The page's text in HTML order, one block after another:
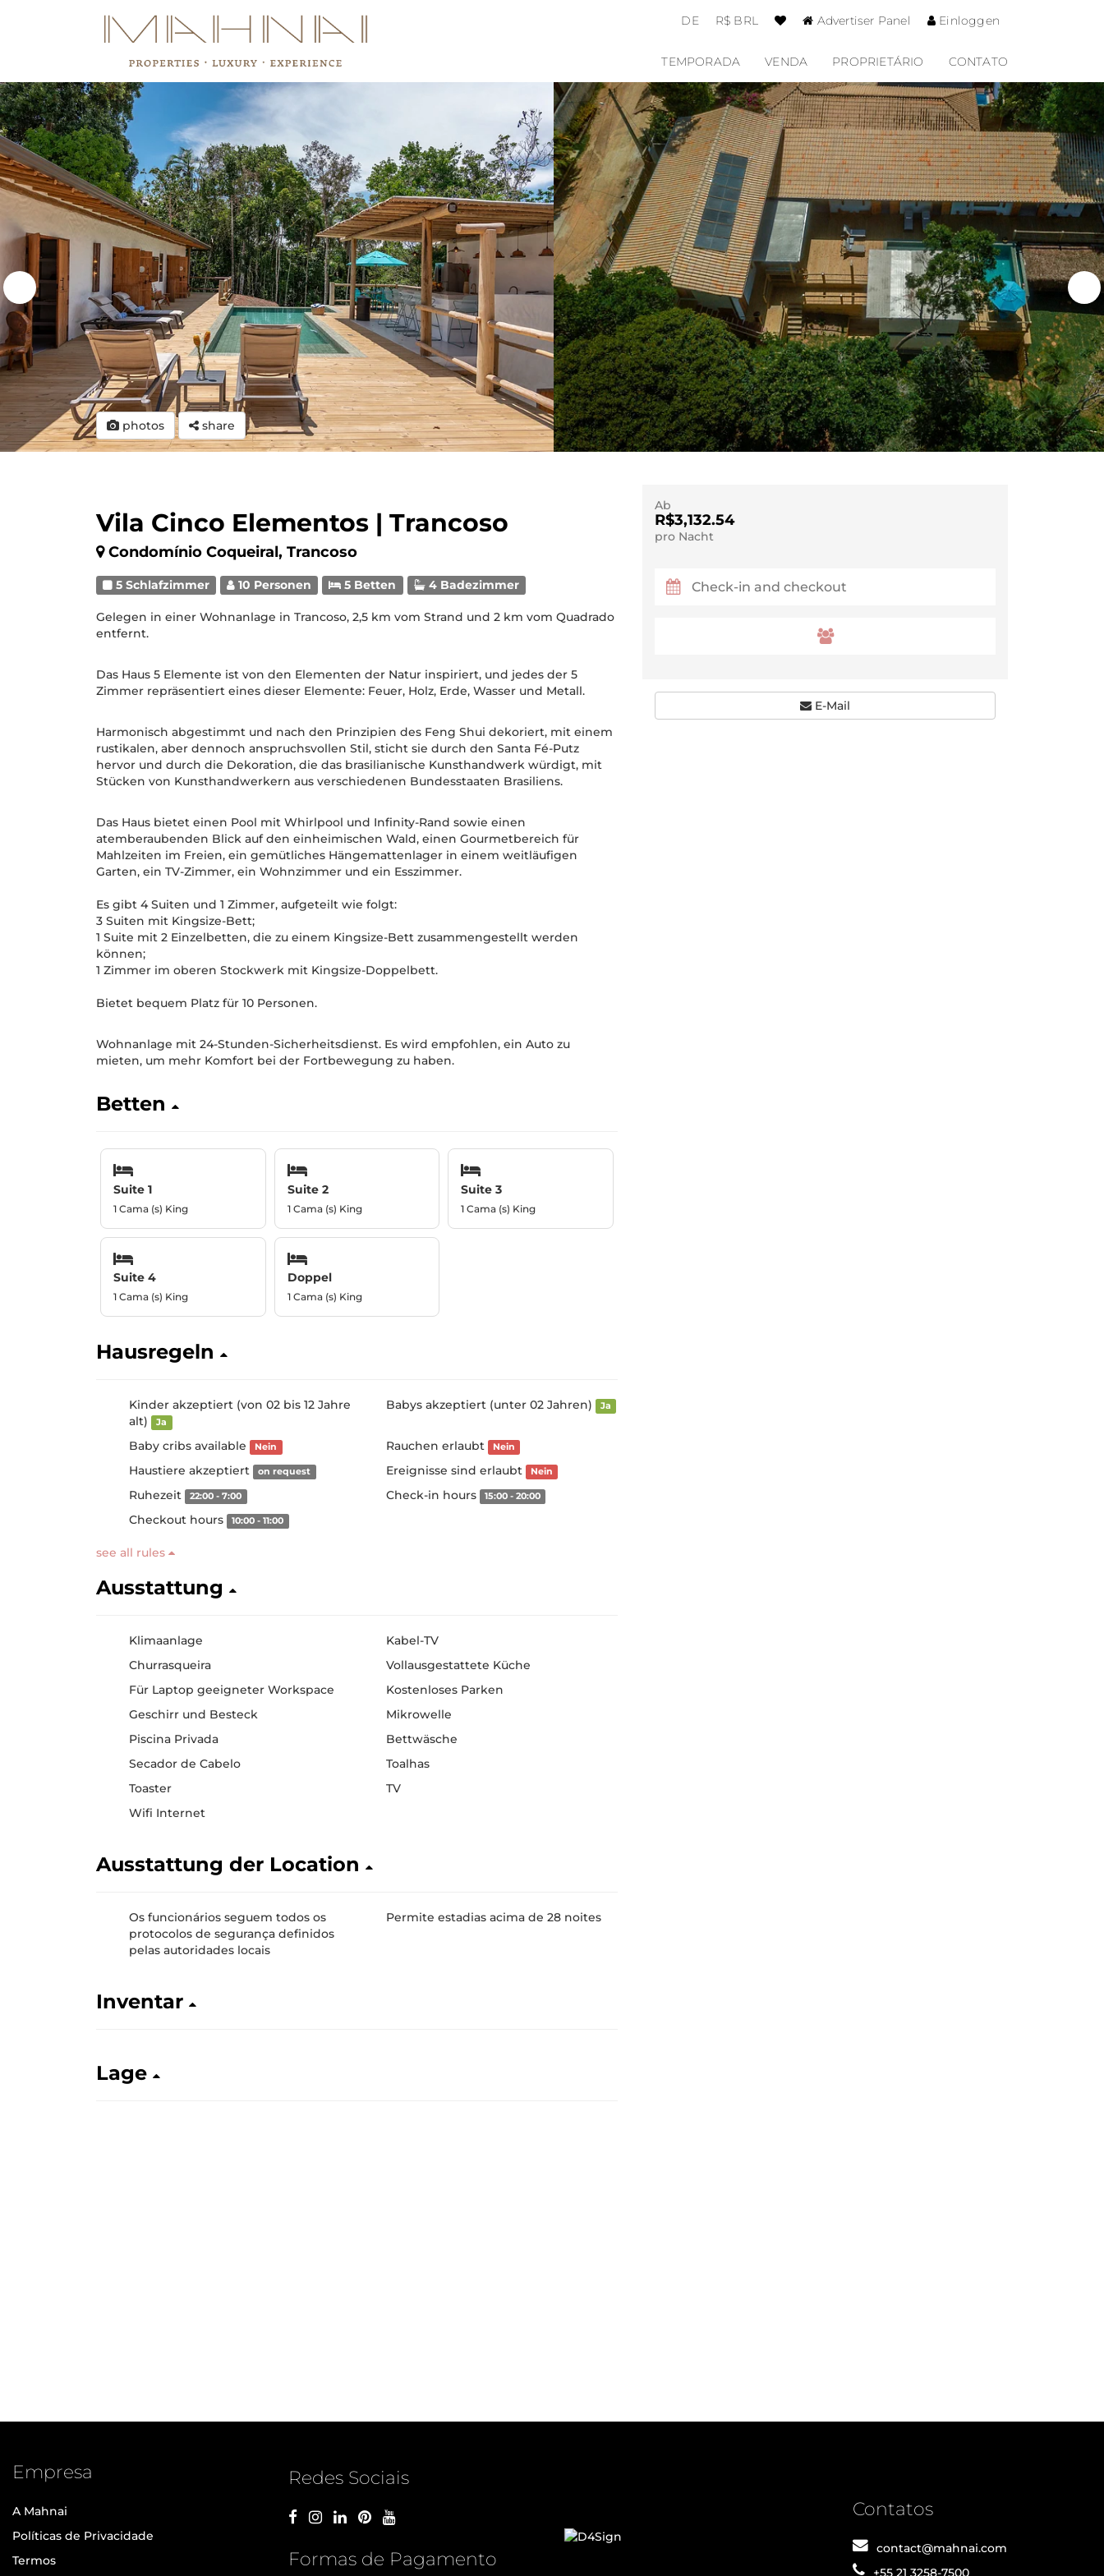
DE R$ BRL Advertiser Panel Einloggen
TEMPORADA VENDA PROPRIETÁRIO CONTATO
photos share
Vila Cinco Elementos | Trancoso
Condomínio Coqueiral, Trancoso
5 Schlafzimmer 10 Personen 5 Betten 4 Badezimmer
Gelegen in einer Wohnanlage in Trancoso, 2,5 km vom Strand und 2 km vom Quadrado
entfernt.
Das Haus 5 Elemente ist von den Elementen der Natur inspiriert, und jedes der 5
Zimmer repräsentiert eines dieser Elemente: Feuer, Holz, Erde, Wasser und Metall.
Harmonisch abgestimmt und nach den Prinzipien des Feng Shui dekoriert, mit einem
rustikalen, aber dennoch anspruchsvollen Stil, sticht sie durch den Santa Fé-Putz
hervor und durch die Dekoration, die das brasilianische Kunsthandwerk würdigt, mit
Stücken von Kunsthandwerkern aus verschiedenen Bundesstaaten Brasiliens.
Das Haus bietet einen Pool mit Whirlpool und Infinity-Rand sowie einen
atemberaubenden Blick auf den einheimischen Wald, einen Gourmetbereich für
Mahlzeiten im Freien, ein gemütliches Hängemattenlager in einem weitläufigen
Garten, ein TV-Zimmer, ein Wohnzimmer und ein Esszimmer.
Es gibt 4 Suiten und 1 Zimmer, aufgeteilt wie folgt:
3 Suiten mit Kingsize-Bett;
1 Suite mit 2 Einzelbetten, die zu einem Kingsize-Bett zusammengestellt werden
können;
1 Zimmer im oberen Stockwerk mit Kingsize-Doppelbett.
Bietet bequem Platz für 10 Personen.
Wohnanlage mit 24-Stunden-Sicherheitsdienst. Es wird empfohlen, ein Auto zu
mieten, um mehr Komfort bei der Fortbewegung zu haben.
Betten
Suite 1
1 Cama (s) King
Suite 2
1 Cama (s) King
Suite 3
1 Cama (s) King
Suite 4
1 Cama (s) King
Doppel
1 Cama (s) King
Hausregeln
Kinder akzeptiert (von 02 bis 12 Jahre
alt)
Ja
Babys akzeptiert (unter 02 Jahren) Ja
Baby cribs available Nein Rauchen erlaubt Nein
Haustiere akzeptiert on request Ereignisse sind erlaubt Nein
Ruhezeit 22:00 - 7:00 Check-in hours 15:00 - 20:00
Checkout hours 10:00 - 11:00
see all rules
Ausstattung
Klimaanlage
Kabel-TV
Churrasqueira
Vollausgestattete Küche
Für Laptop geeigneter Workspace
Kostenloses Parken
Geschirr und Besteck
Mikrowelle
Piscina Privada
Bettwäsche
Secador de Cabelo
Toalhas
Toaster
TV
Wifi Internet
Ausstattung der Location
Os funcionários seguem todos os
protocolos de segurança definidos
pelas autoridades locais
Permite estadias acima de 28 noites
Inventar
Lage
Ab
R$3,132.54
pro Nacht
E-Mail
Empresa
A Mahnai
Políticas de Privacidade
Termos
Redes Sociais
Formas de Pagamento
Contatos
contact@mahnai.com
+55 21 3258-7500